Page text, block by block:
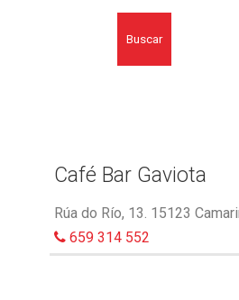
Buscar
Café Bar Gaviota
Rúa do Río, 13. 15123
659 314 552